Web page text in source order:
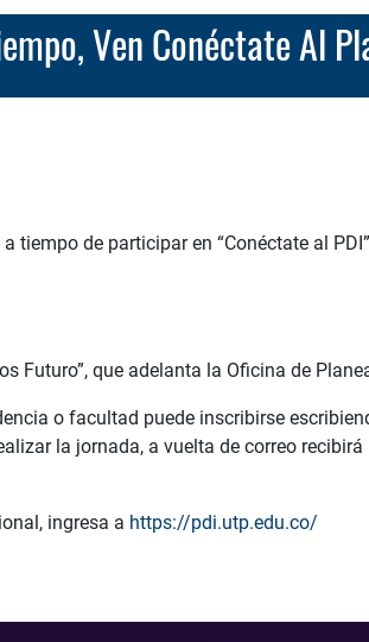
Ven Conéctate Al
tiempo de participar en “Conéctate al
Futuro”, que adelanta la Oficina de
o facultad puede inscribirse
la jornada, a vuelta de correo
ingresa a https://pdi.utp.edu.co/